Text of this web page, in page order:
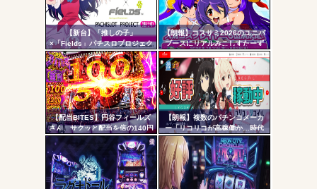
【新台】「推しの子」
×「Fields」パチスロプロジェク
ト特報ムービー公開！推しの子
でBITESやれるんか！？_
【朗報】コスサミ2026のユニバ
ブースにリアルみこしすたーず
が降臨！！！電音部の実機も!？
【配当BITES】円谷フィールズ
さん、サクッと配当を倍の140円
に爆上げ。ストップ高へ【株価
【朗報】複数のパチンコメーカ
ー「リコリコが高稼働か…時代
はライトミドルだ！」